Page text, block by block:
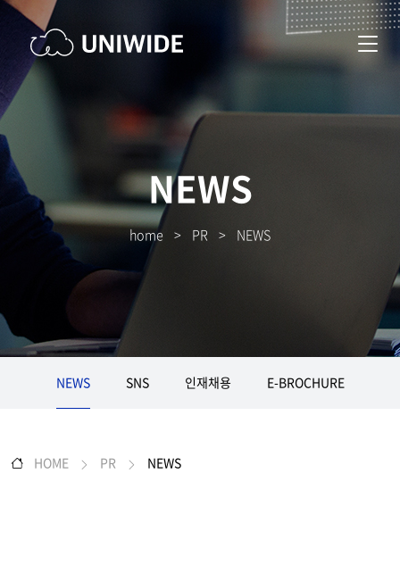
NEWS
home > PR > NEWS
NEWS SNS 인재채용 E-BROCHURE
HOME PR NEWS